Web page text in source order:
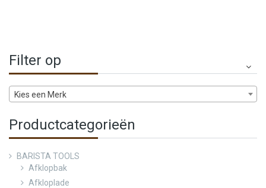
Filter op
Kies een Merk
Productcategorieën
BARISTA TOOLS
Afklopbak
Afkloplade